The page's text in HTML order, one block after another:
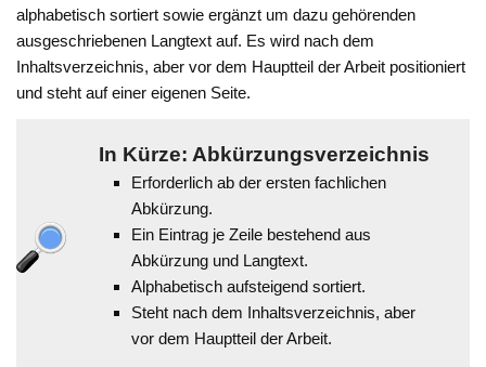
alphabetisch sortiert sowie ergänzt um dazu gehörenden
ausgeschriebenen Langtext auf. Es wird nach dem
Inhaltsverzeichnis, aber vor dem Hauptteil der Arbeit positioniert
und steht auf einer eigenen Seite.
In Kürze: Abkürzungsverzeichnis
Erforderlich ab der ersten fachlichen
Abkürzung.
Ein Eintrag je Zeile bestehend aus
Abkürzung und Langtext.
Alphabetisch aufsteigend sortiert.
Steht nach dem Inhaltsverzeichnis, aber
vor dem Hauptteil der Arbeit.